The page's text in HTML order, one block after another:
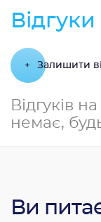
+ Залишити
Відгуків
немає,
Ви